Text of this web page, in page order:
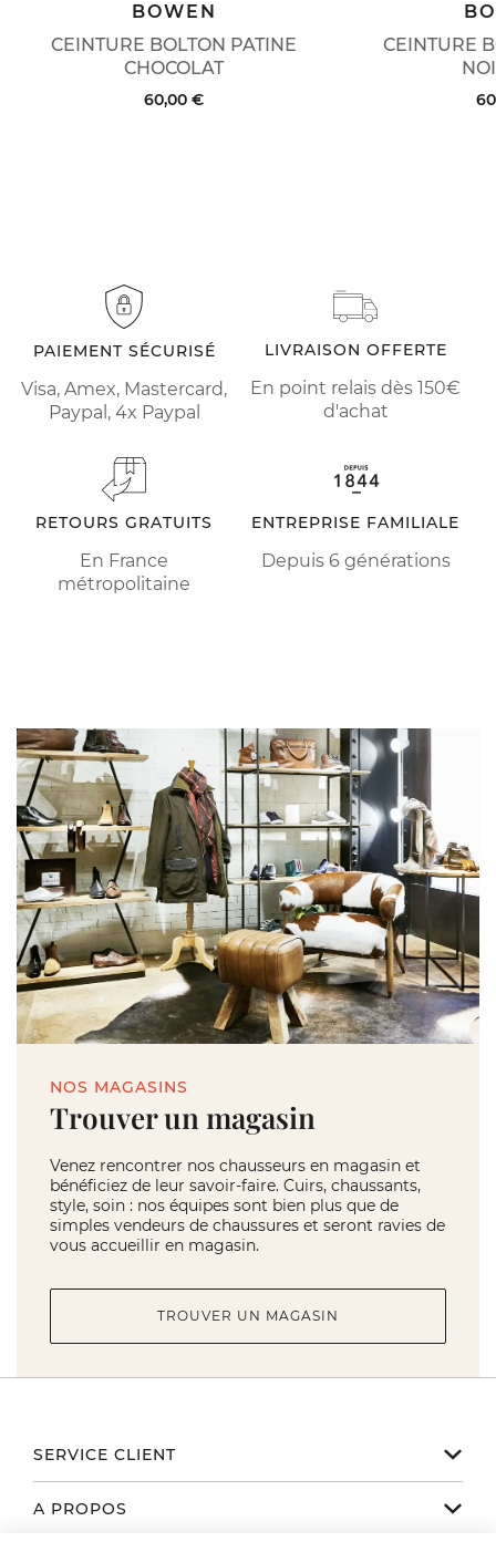
CEINTURE BOLTON PATINE
CHOCOLAT
BOWEN
60,00 €
CEINTURE
PAIEMENT SÉCURISÉ
Visa, Amex, Mastercard,
Paypal, 4x Paypal
LIVRAISON OFFERTE
En point relais dès 150€
d'achat
RETOURS GRATUITS
En France
métropolitaine
ENTREPRISE FAMILIALE
Depuis 6 générations
NOS MAGASINS
Trouver un magasin
Venez rencontrer nos chausseurs en magasin et
bénéficiez de leur savoir-faire. Cuirs, chaussants,
style, soin : nos équipes sont bien plus que de
simples vendeurs de chaussures et seront ravies de
vous accueillir en magasin.
TROUVER UN MAGASIN
SERVICE CLIENT
de 9h à 17h du lundi au vendredi
A PROPOS